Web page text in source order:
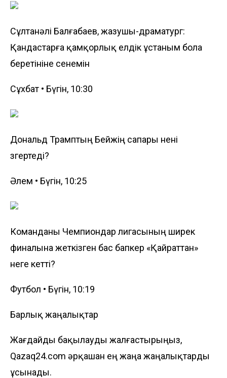
Сұлтанәлі Балғабаев, жазушы-драматург:
Қандастарға қамқорлық елдік ұстаным бола
беретініне сенемін
Сұхбат • Бүгін, 10:30
Дональд Трамптың Бейжің ­сапары нені
өзгертеді?
Әлем • Бүгін, 10:25
Команданы Чемпиондар лигасының ширек
финалына жеткізген бас бапкер «Қайраттан»
неге кетті?
Футбол • Бүгін, 10:19
Барлық жаңалықтар
Жағдайды бақылауды жалғастырыңыз,
Qazaq24.com әрқашан ең жаңа жаңалықтарды
ұсынады.